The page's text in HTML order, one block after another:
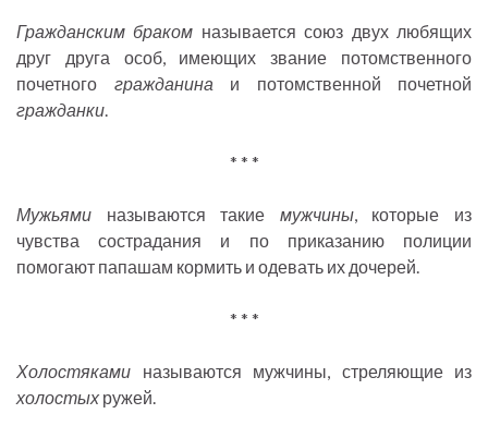
Гражданским браком называется союз двух любящих
друг друга особ, имеющих звание потомственного
почетного гражданина и потомственной почетной
гражданки.
* * *
Мужьями называются такие мужчины, которые из
чувства сострадания и по приказанию полиции
помогают папашам кормить и одевать их дочерей.
* * *
Холостяками называются мужчины, стреляющие из
холостыхружей.